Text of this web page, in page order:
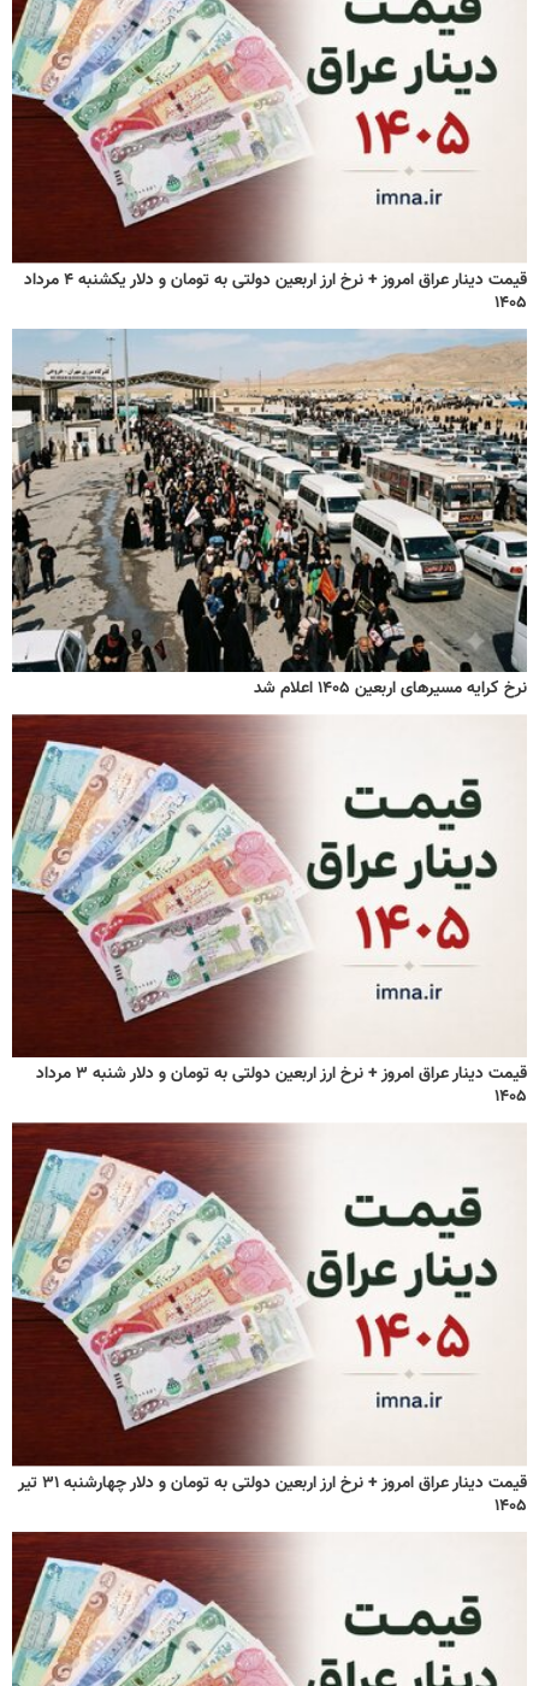
قیمت دینار عراق امروز + نرخ ارز اربعین دولتی به تومان و دلار یکشنبه ۴ مرداد
۱۴۰۵
نرخ کرایه مسیرهای اربعین ۱۴۰۵ اعلام شد
قیمت دینار عراق امروز + نرخ ارز اربعین دولتی به تومان و دلار شنبه ۳ مرداد
۱۴۰۵
قیمت دینار عراق امروز + نرخ ارز اربعین دولتی به تومان و دلار چهارشنبه ۳۱ تیر
۱۴۰۵